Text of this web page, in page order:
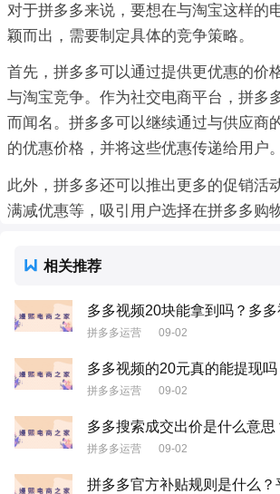
对于拼多多来说，要想在与淘宝这样的
颖而出，需要制定具体的竞争策略。
首先，拼多多可以通过提供更优惠的价
与淘宝竞争。作为社交电商平台，拼多
而闻名。拼多多可以继续通过与供应商
的优惠价格，并将这些优惠传递给用户。
此外，拼多多还可以推出更多的促销活
满减优惠等，吸引用户选择在拼多多购物
相关推荐
多多视频20块能拿到吗？多多
拼多多运营 09-02
多多视频的20元真的能提现吗
拼多多运营 09-02
多多搜索成交出价是什么意思
拼多多运营 09-02
拼多多官方补贴规则是什么？